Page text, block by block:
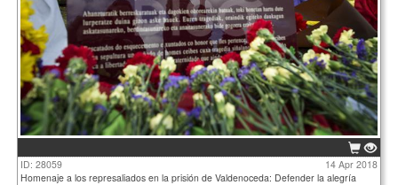
ID: 28059
14 Apr 2018
Homenaje a los represaliados en la prisión de Valdenoceda: Defender la alegría